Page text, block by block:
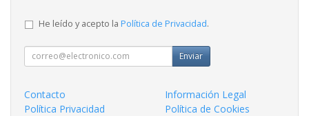
He leído y acepto la Política de Privacidad.
Enviar
Contacto
Información Legal
Política Privacidad
Política de Cookies